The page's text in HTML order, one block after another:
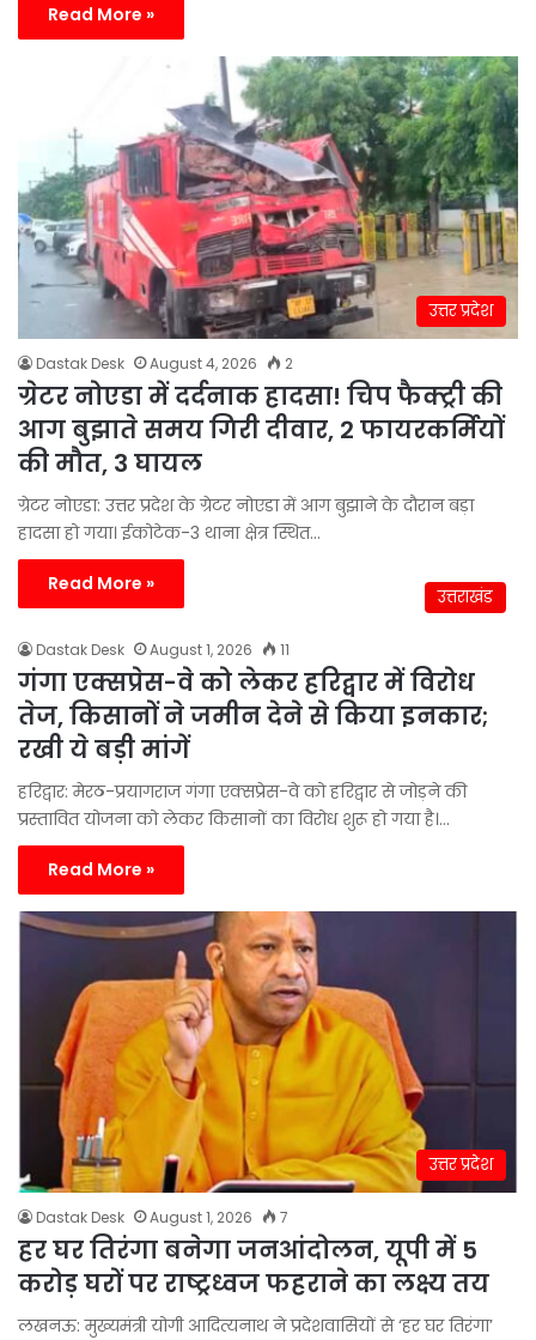
Read More »
उत्तर प्रदेश
Dastak Desk August 4, 2026 2
ग्रेटर नोएडा में दर्दनाक हादसा! चिप फैक्ट्री की
आग बुझाते समय गिरी दीवार, 2 फायरकर्मियों
की मौत, 3 घायल
ग्रेटर नोएडा: उत्तर प्रदेश के ग्रेटर नोएडा में आग बुझाने के दौरान बड़ा
हादसा हो गया। ईकोटेक-3 थाना क्षेत्र स्थित…
Read More »
उत्तराखंड
Dastak Desk August 1, 2026 11
गंगा एक्सप्रेस-वे को लेकर हरिद्वार में विरोध
तेज, किसानों ने जमीन देने से किया इनकार;
रखी ये बड़ी मांगें
हरिद्वार: मेरठ-प्रयागराज गंगा एक्सप्रेस-वे को हरिद्वार से जोड़ने की
प्रस्तावित योजना को लेकर किसानों का विरोध शुरू हो गया है।…
Read More »
उत्तर प्रदेश
Dastak Desk August 1, 2026 7
हर घर तिरंगा बनेगा जनआंदोलन, यूपी में 5
करोड़ घरों पर राष्ट्रध्वज फहराने का लक्ष्य तय
लखनऊ: मुख्यमंत्री योगी आदित्यनाथ ने प्रदेशवासियों से ‘हर घर तिरंगा’